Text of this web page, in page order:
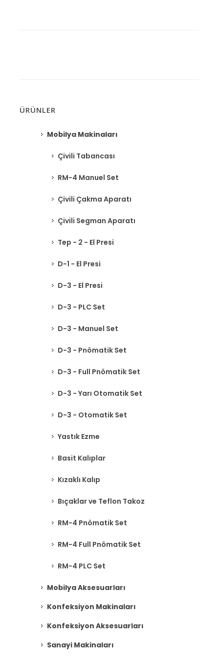
ÜRÜNLER
Mobilya Makinaları
Çivili Tabancası
RM-4 Manuel Set
Çivili Çakma Aparatı
Çivili Segman Aparatı
Tep - 2 - El Presi
D-1 - El Presi
D-3 - El Presi
D-3 - PLC Set
D-3 - Manuel Set
D-3 - Pnömatik Set
D-3 - Full Pnömatik Set
D-3 - Yarı Otomatik Set
D-3 - Otomatik Set
Yastık Ezme
Basit Kalıplar
Kızaklı Kalıp
Bıçaklar ve Teflon Takoz
RM-4 Pnömatik Set
RM-4 Full Pnömatik Set
RM-4 PLC Set
Mobilya Aksesuarları
Konfeksiyon Makinaları
Konfeksiyon Aksesuarları
Sanayi Makinaları